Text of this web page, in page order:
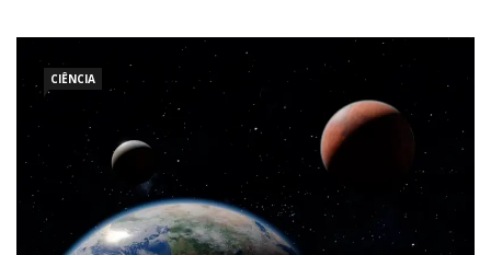
estrelas. O registro, feito com o Very Large […]
CIÊNCIA